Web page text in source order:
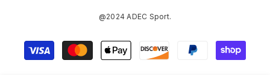
@2024 ADEC Sport.
Payment
methods